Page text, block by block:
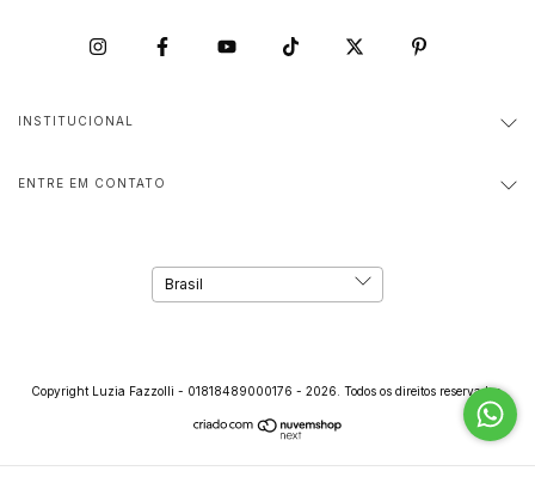
INSTITUCIONAL
ENTRE EM CONTATO
Copyright Luzia Fazzolli - 01818489000176 - 2026. Todos os direitos reservados.